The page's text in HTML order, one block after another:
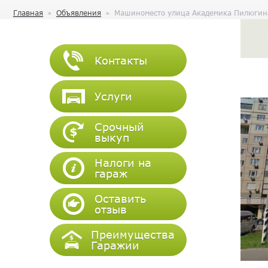
Главная Объявления Машиноместо улица Академика
Контакты
Услуги
Срочный
выкуп
Налоги на
гараж
Оставить
отзыв
Преимущества
Гаражии